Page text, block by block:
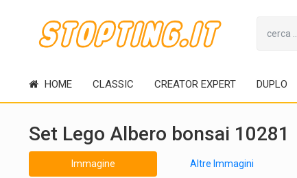
HOME CLASSIC CREATOR EXPERT DUPLO
Set Lego Albero bonsai 10281
Immagine Altre Immagini